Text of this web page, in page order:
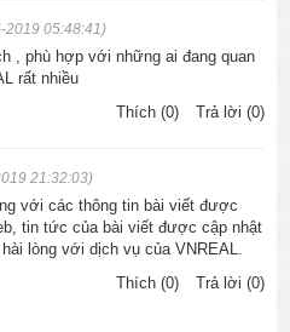
2019 05:48:41)
, phù hợp với những ai đang quan
rất nhiều
Thích (0)
Trả lời (0)
21:32:03)
với các thông tin bài viết được
tin tức của bài viết được cập nhật
lòng với dịch vụ của VNREAL.
Thích (0)
Trả lời (0)